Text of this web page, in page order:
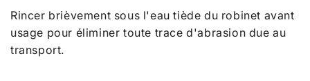
Rincer brièvement sous l'eau tiède du robinet avant
usage pour éliminer toute trace d'abrasion due au
transport.